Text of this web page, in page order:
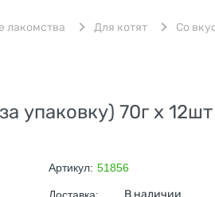
лакомства Для котят Со
упаковку) 70г х 12шт
Артикул: 51856
В наличии